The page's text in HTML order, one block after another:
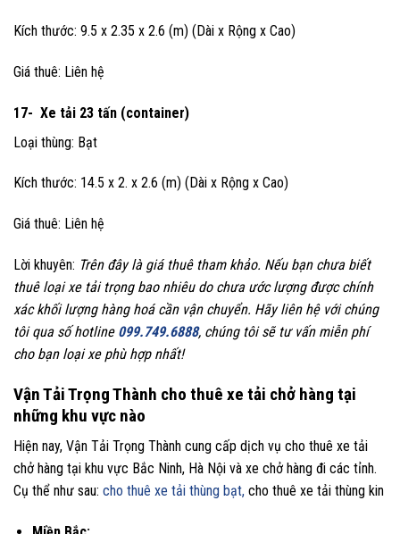
Kích thước: 9.5 x 2.35 x 2.6 (m) (Dài x Rộng x Cao)
Giá thuê: Liên hệ
17- Xe tải 23 tấn (container)
Loại thùng: Bạt
Kích thước: 14.5 x 2. x 2.6 (m) (Dài x Rộng x Cao)
Giá thuê: Liên hệ
Lời khuyên: Trên đây là giá thuê tham khảo. Nếu bạn chưa biết
thuê loại xe tải trọng bao nhiêu do chưa ước lượng được chính
xác khối lượng hàng hoá cần vận chuyển. Hãy liên hệ với chúng
tôi qua số hotline 099.749.6888, chúng tôi sẽ tư vấn miễn phí
cho bạn loại xe phù hợp nhất!
Vận Tải Trọng Thành cho thuê xe tải chở hàng tại
những khu vực nào
Hiện nay, Vận Tải Trọng Thành cung cấp dịch vụ cho thuê xe tải
chở hàng tại khu vực Bắc Ninh, Hà Nội và xe chở hàng đi các tỉnh.
Cụ thể như sau: cho thuê xe tải thùng bạt, cho thuê xe tải thùng kin